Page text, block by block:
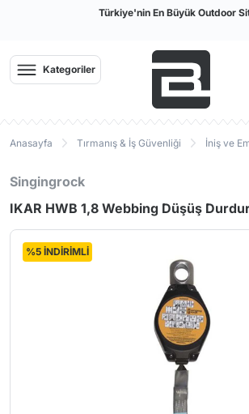
Türkiye'nin En Büyük Outdoor
Kategoriler
Anasayfa Tırmanış & İş Güvenliği İniş ve
Singingrock
IKAR HWB 1,8 Webbing Düşüş
%5 İNDİRİMLİ